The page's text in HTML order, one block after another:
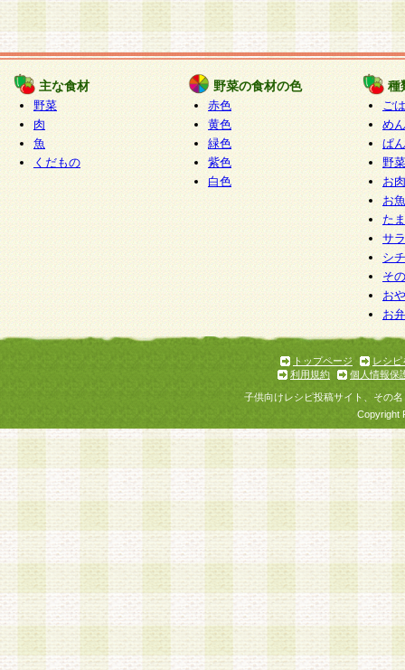
主な食材
野菜
肉
魚
くだもの
野菜の食材の色
赤色
黄色
緑色
紫色
白色
種
ご
めん
ぱん
野
お
お
た
サ
シ
そ
お
お
トップページ
レシピ
利用規約
個人情報保
子供向けレシピ投稿サイト、その
Copyright